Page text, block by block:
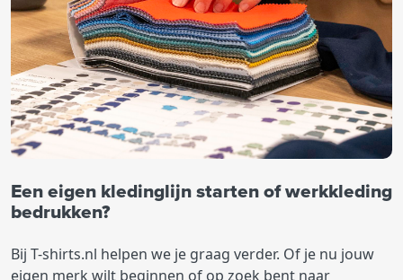
Een eigen kledinglijn starten of werkkleding
bedrukken?
Bij T-shirts.nl helpen we je graag verder. Of je nu jouw
eigen merk wilt beginnen of op zoek bent naar